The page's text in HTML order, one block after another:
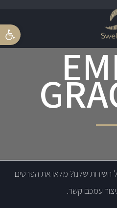
פתח
השירות שלנו? מלאו את הפרטים
עמכם קשר.